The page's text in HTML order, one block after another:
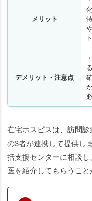
メリット
デメリット・注意点
在宅ホスピスは、訪問
の3者が連携して提供し
括支援センターに相談
医を紹介してもらうこと